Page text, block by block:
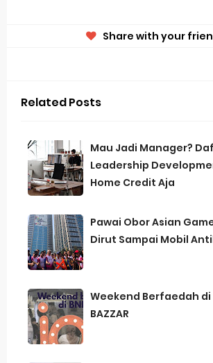
Share with your
Related Posts
Mau Jadi Manager?
Leadership
Home Credit Aja
Pawai Obor Asian
Dirut Sampai Mobil
Weekend Berfaedah di
BAZZAR